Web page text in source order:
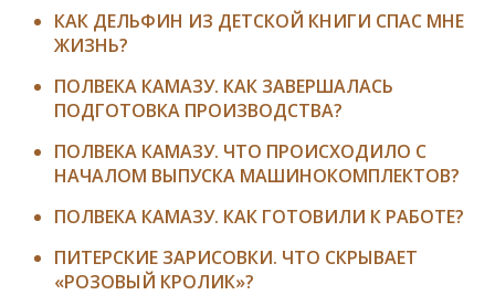
КАК ДЕЛЬФИН ИЗ ДЕТСКОЙ КНИГИ СПАС МНЕ
ЖИЗНЬ?
ПОЛВЕКА КАМАЗУ. КАК ЗАВЕРШАЛАСЬ
ПОДГОТОВКА ПРОИЗВОДСТВА?
ПОЛВЕКА КАМАЗУ. ЧТО ПРОИСХОДИЛО С
НАЧАЛОМ ВЫПУСКА МАШИНОКОМПЛЕКТОВ?
ПОЛВЕКА КАМАЗУ. КАК ГОТОВИЛИ К РАБОТЕ?
ПИТЕРСКИЕ ЗАРИСОВКИ. ЧТО СКРЫВАЕТ
«РОЗОВЫЙ КРОЛИК»?